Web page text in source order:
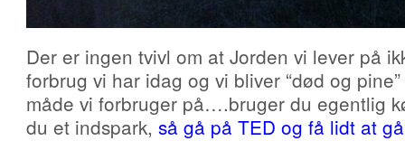
Der er ingen tvivl om at Jorden vi lever på
forbrug vi har idag og vi bliver “død og
måde vi forbruger på….bruger du egentlig
du et indspark, så gå på TED og få lidt at